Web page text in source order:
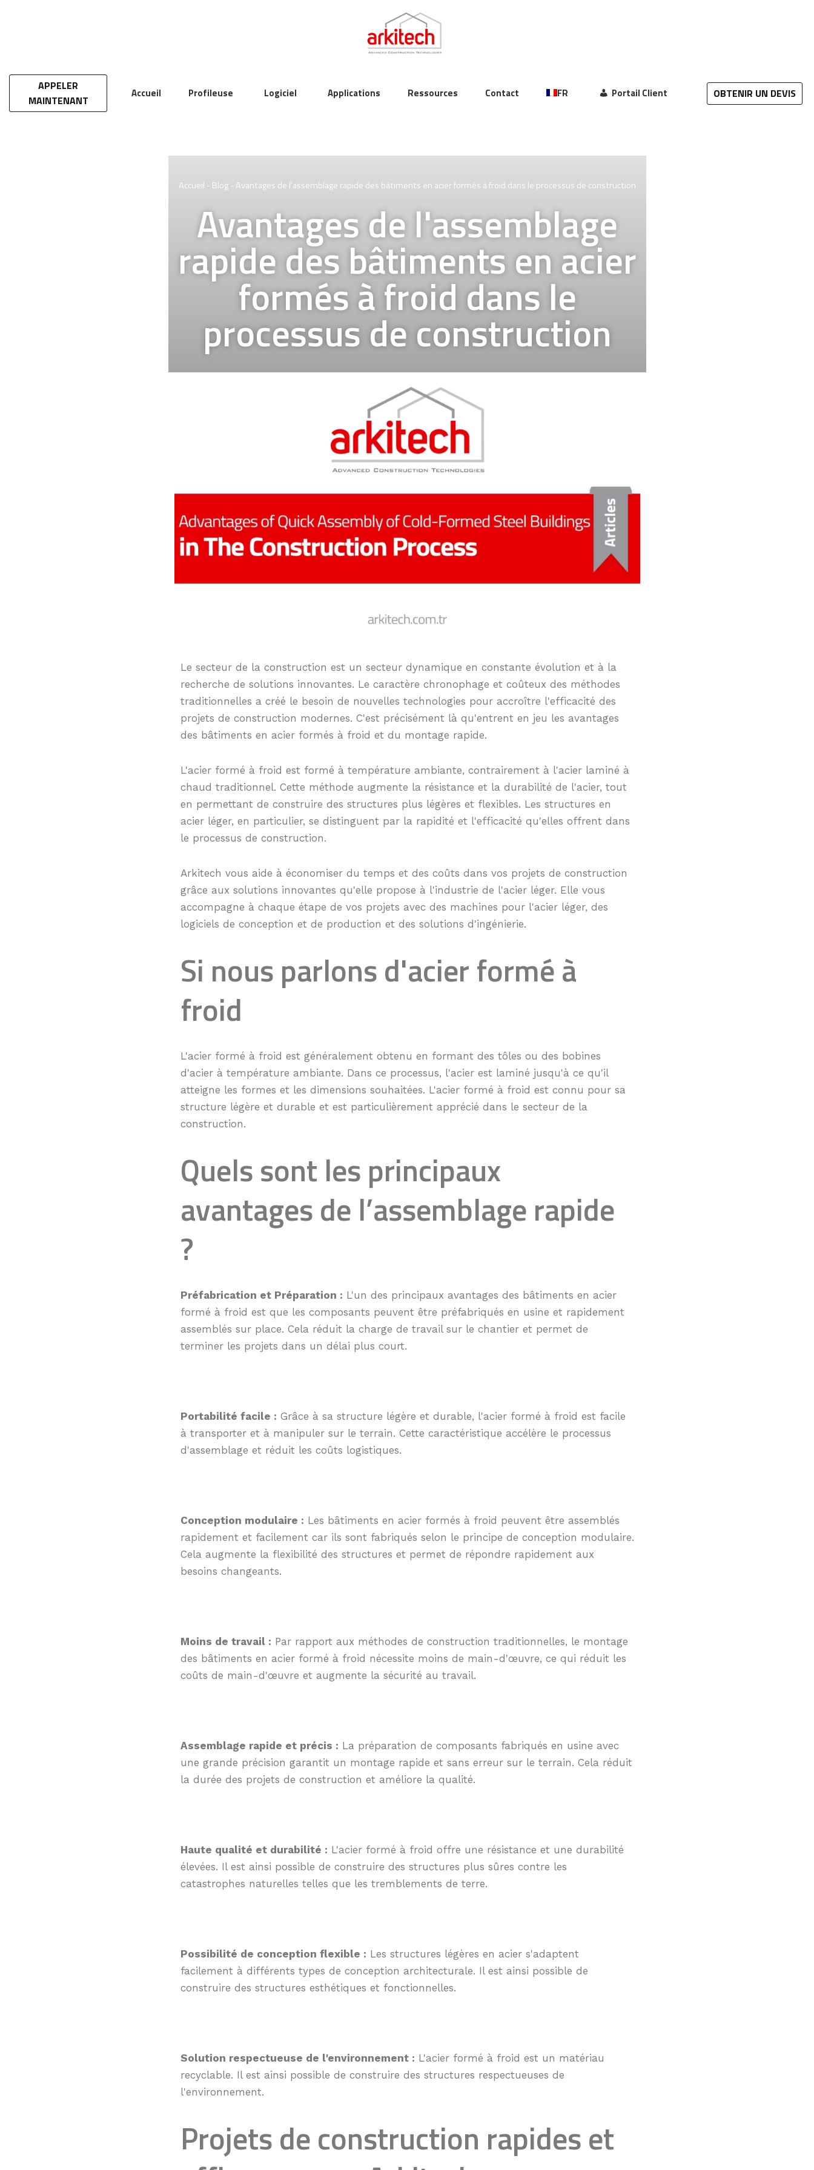
APPELER
MAINTENANT
Accueil Profileuse Logiciel Applications Ressources Contact FR Portail Client OBTENIR UN DEVIS
Accueil - Blog- Avantages de l'assemblage rapide des bâtiments en acier formés à froid dans le processus de construction
Avantages de l'assemblage
rapide des bâtiments en acier
formés à froid dans le
processus de construction
Le secteur de la construction est un secteur dynamique en constante évolution et à la
recherche de solutions innovantes. Le caractère chronophage et coûteux des méthodes
traditionnelles a créé le besoin de nouvelles technologies pour accroître l'efficacité des
projets de construction modernes. C'est précisément là qu'entrent en jeu les avantages
des bâtiments en acier formés à froid et du montage rapide.
L'acier formé à froid est formé à température ambiante, contrairement à l'acier laminé à
chaud traditionnel. Cette méthode augmente la résistance et la durabilité de l'acier, tout
en permettant de construire des structures plus légères et flexibles. Les structures en
acier léger, en particulier, se distinguent par la rapidité et l'efficacité qu'elles offrent dans
le processus de construction.
Arkitech vous aide à économiser du temps et des coûts dans vos projets de construction
grâce aux solutions innovantes qu'elle propose à l'industrie de l'acier léger. Elle vous
accompagne à chaque étape de vos projets avec des machines pour l'acier léger, des
logiciels de conception et de production et des solutions d'ingénierie.
Si nous parlons d'acier formé à
froid
L'acier formé à froid est généralement obtenu en formant des tôles ou des bobines
d'acier à température ambiante. Dans ce processus, l'acier est laminé jusqu'à ce qu'il
atteigne les formes et les dimensions souhaitées. L'acier formé à froid est connu pour sa
structure légère et durable et est particulièrement apprécié dans le secteur de la
construction.
Quels sont les principaux
avantages de l’assemblage rapide
?
Préfabrication et Préparation : L'un des principaux avantages des bâtiments en acier
formé à froid est que les composants peuvent être préfabriqués en usine et rapidement
assemblés sur place. Cela réduit la charge de travail sur le chantier et permet de
terminer les projets dans un délai plus court.
Portabilité facile : Grâce à sa structure légère et durable, l'acier formé à froid est facile
à transporter et à manipuler sur le terrain. Cette caractéristique accélère le processus
d'assemblage et réduit les coûts logistiques.
Conception modulaire : Les bâtiments en acier formés à froid peuvent être assemblés
rapidement et facilement car ils sont fabriqués selon le principe de conception modulaire.
Cela augmente la flexibilité des structures et permet de répondre rapidement aux
besoins changeants.
Moins de travail : Par rapport aux méthodes de construction traditionnelles, le montage
des bâtiments en acier formé à froid nécessite moins de main-d'œuvre, ce qui réduit les
coûts de main-d'œuvre et augmente la sécurité au travail.
Assemblage rapide et précis : La préparation de composants fabriqués en usine avec
une grande précision garantit un montage rapide et sans erreur sur le terrain. Cela réduit
la durée des projets de construction et améliore la qualité.
Haute qualité et durabilité : L'acier formé à froid offre une résistance et une durabilité
élevées. Il est ainsi possible de construire des structures plus sûres contre les
catastrophes naturelles telles que les tremblements de terre.
Possibilité de conception flexible : Les structures légères en acier s'adaptent
facilement à différents types de conception architecturale. Il est ainsi possible de
construire des structures esthétiques et fonctionnelles.
Solution respectueuse de l'environnement : L'acier formé à froid est un matériau
recyclable. Il est ainsi possible de construire des structures respectueuses de
l'environnement.
Projets de construction rapides et